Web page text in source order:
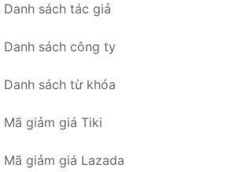
Danh sách tác giả
Danh sách công ty
Danh sách từ khóa
Mã giảm giá Tiki
Mã giảm giá Lazada